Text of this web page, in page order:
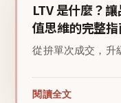
LTV 是什麼？
值思維的完整
從拚單次成交，升
閱讀全文